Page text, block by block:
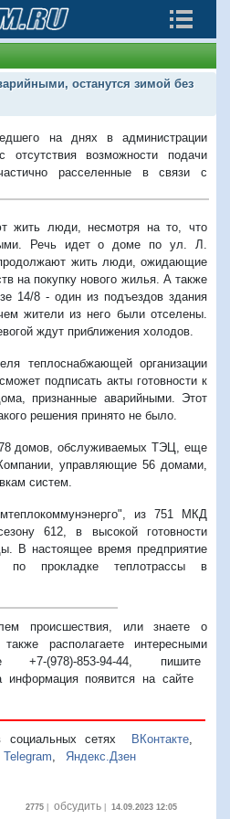
останутся зимой без
на днях в администрации
отсутствия возможности подачи
расселенные в связи с
жить люди, несмотря на то, что
Речь идет о доме по ул. Л.
жить люди, ожидающие
на покупку нового жилья. А также
14/8 - один из подъездов здания
жители из него были отселены.
ждут приближения холодов.
теплоснабжающей организации
подписать акты готовности к
признанные аварийными. Этот
решения принято не было.
78 домов, обслуживаемых ТЭЦ, еще
управляющие 56 домами,
систем.
из 751 МКД
612, в высокой готовности
В настоящее время предприятие
по прокладке теплотрассы в
происшествия, или знаете о
располагаете интересными
+7-(978)-853-94-44, пишите
появится на сайте
социальных сетях ВКонтакте,
Telegram Яндекс.Дзен
2775| обсудить| 14.09.2023 12:05